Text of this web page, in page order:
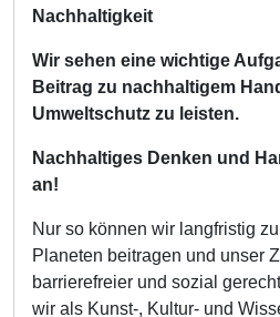
Nachhaltigkeit
Wir sehen eine wichtige
Beitrag zu nachhaltigem
Umweltschutz zu leisten.
Nachhaltiges Denken und
an!
Nur so können wir langfristig
Planeten beitragen und unser
barrierefreier und sozial
wir als Kunst-, Kultur- und